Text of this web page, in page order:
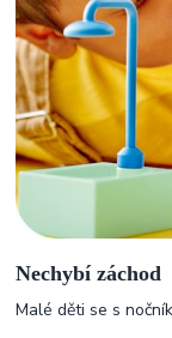
Nechybí záchod
Malé děti se s